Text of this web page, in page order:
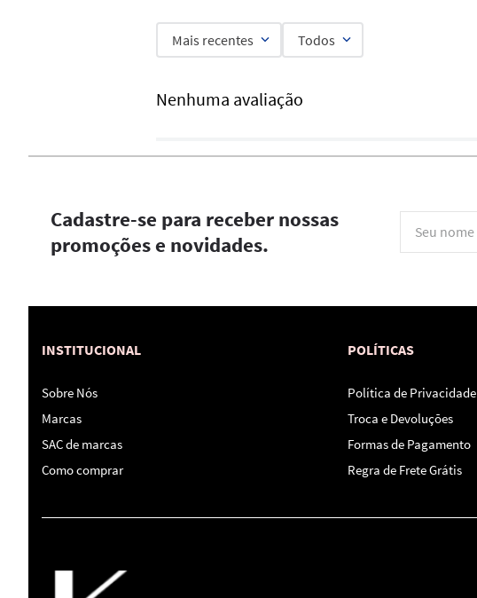
Mais recentes Todos
Nenhuma avaliação
Cadastre-se para receber nossas
promoções e novidades.
INSTITUCIONAL
Sobre Nós
Marcas
SAC de marcas
Como comprar
POLÍTICAS
Política de Privacidade
Troca e Devoluções
Formas de Pagamento
Regra de Frete Grátis